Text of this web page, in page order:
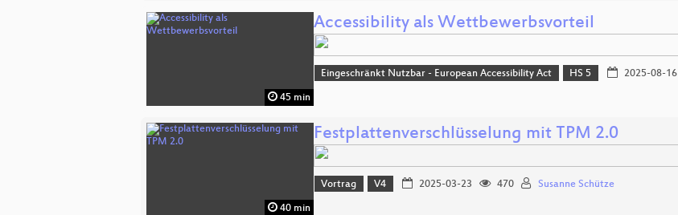
45 min
Accessibility als Wettbewerbsvorteil
Eingeschränkt Nutzbar - European Accessibility Act HS 5 2025-08-16
40 min
Festplattenverschlüsselung mit TPM 2.0
Vortrag V4 2025-03-23 470 Susanne Schütze